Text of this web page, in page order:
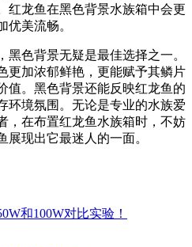
红龙鱼在黑色背景水族箱中会更
优美流畅。
色背景无疑是最佳选择之一。
更加浓郁鲜艳，更能赋予其鳞片
值。黑色背景还能反映红龙鱼的
环境氛围。无论是专业的水族爱
，在布置红龙鱼水族箱时，不妨
现出它最迷人的一面。
和100W对比实验！